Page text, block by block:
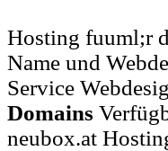
Hosting fuuml;r
Name und
Service
Domains
neubox.at